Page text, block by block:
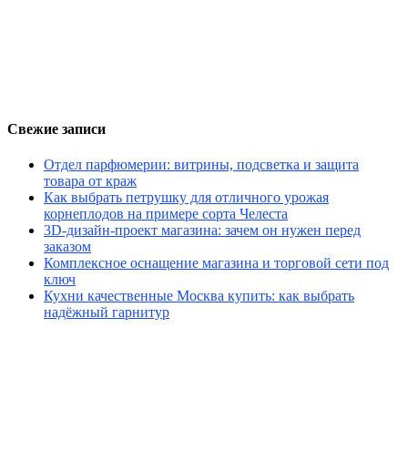
Свежие записи
Отдел парфюмерии: витрины, подсветка и защита
товара от краж
Как выбрать петрушку для отличного урожая
корнеплодов на примере сорта Челеста
3D-дизайн-проект магазина: зачем он нужен перед
заказом
Комплексное оснащение магазина и торговой сети под
ключ
Кухни качественные Москва купить: как выбрать
надёжный гарнитур